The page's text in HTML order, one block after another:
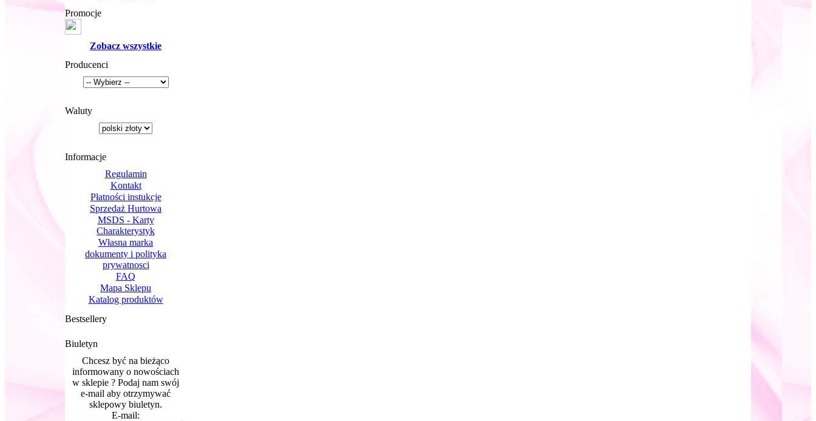
Promocje
Zobacz wszystkie
Producenci
Waluty
Informacje
Regulamin
Kontakt
Płatności instukcje
Sprzedaż Hurtowa
MSDS - Karty
Charakterystyk
Własna marka
dokumenty i polityka
prywatnosci
FAQ
Mapa Sklepu
Katalog produktów
Bestsellery
Biuletyn
Chcesz być na bieżąco
informowany o nowościach
w sklepie ? Podaj nam swój
e-mail aby otrzymywać
sklepowy biuletyn.
E-mail: